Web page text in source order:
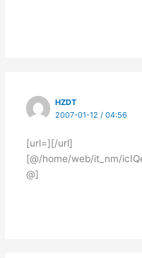
HZDT
2007-01-12 / 04:56
[url=][/url]
[@/home/web/it_nm/
@]